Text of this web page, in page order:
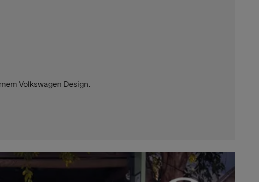
Volkswagen Design.